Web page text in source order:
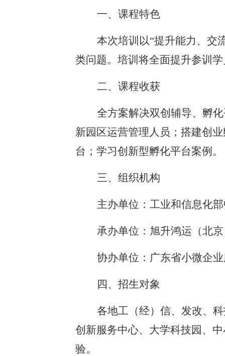
一、课程特色
本次培训以“提升能力、交
类问题。培训将全面提升参训
二、 课程收获
全方案解决双创辅导、孵
新园区运营管理人员 ； 搭建创
台 ； 学习创新型孵化平台案例 。
三、组织机构
主办单位：工业和信息化
承办单位：旭升鸿运（北
协办单位：广东省小微企
四、招生对象
各地工（经）信、发改、
创新服务中心、大学科技园、
验。